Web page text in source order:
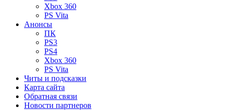
Xbox 360
PS Vita
Анонсы
ПК
PS3
PS4
Xbox 360
PS Vita
Читы и подсказки
Карта сайта
Обратная связи
Новости партнеров